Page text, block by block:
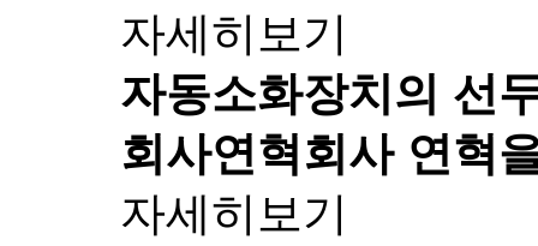
자세히보기
자동소화장치의 선
회사연혁회사 연혁
자세히보기